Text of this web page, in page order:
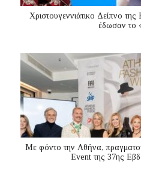
Χριστουγεννιάτικο Δείπνο
έδωσαν το
Με φόντο την Αθήνα,
Event της 37ης